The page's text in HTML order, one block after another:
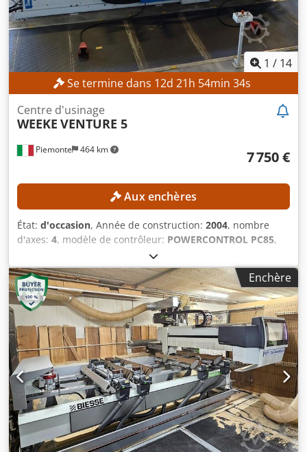
1 / 14
Se termine dans 12d 21h 54min 31s
Piemonte 464 km
Centre d'usinage
WEEKE VENTURE 5
7 750 €
Aux enchères
État: d'occasion, Année de construction: 2004, nombre
d'axes: 4, modèle de contrôleur: POWERCONTROL PC85,
, vitesse de broche de fraisage
(max.):24 000 tr/min, longueur de travail:3 250 mm,
DÉTAILS TECHNIQUES Zone de travail, axe X : 3 250 mm
Zone de travail, axe Y : 1 220 mm Nombre de zones de
travail : 2 Type de table : table à supports et rails Nombre
de supports à ventouses : 6 Nombre d’axes commandés : 4
Nombre d’unités de perçage : 1 Nombre de broches de
fraisage : 1 Nombre d’unités de rainurage : 1 Unité de
perçage Position : en haut Broches de perçage verticales :
12 Broches de perçage horizontales, axe X : 4 Broches de
perçage horizontales, axe Y : 2 Nombre total de broches de
perçage : 18 Broche de fraisage Position : en haut Axes
commandés : 4 Puissance du moteur : 12 kW Vitesse de
rotation : 24 000 tr/min Refroidissement : refroidissement
Enchère